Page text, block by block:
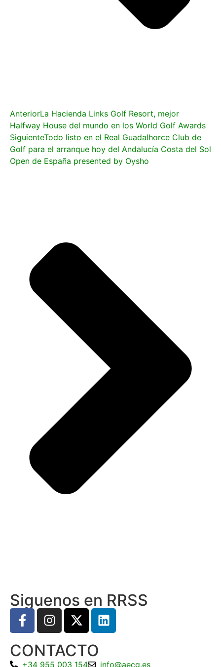
AnteriorLa Hacienda Links Golf Resort, mejor
Halfway House del mundo en los World Golf Awards
SiguienteTodo listo en el Real Guadalhorce Club de
Golf para el arranque hoy del Andalucía Costa del Sol
Open de España presented by Oysho
Siguenos en RRSS
CONTACTO
+34 955 003 154 info@aecg.es